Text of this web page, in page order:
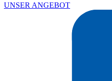
UNSER ANGEBOT